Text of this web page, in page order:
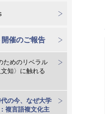
催のご報告
ためのリベラル
知〉に触れる
の今、なぜ大学
複言語複文化主